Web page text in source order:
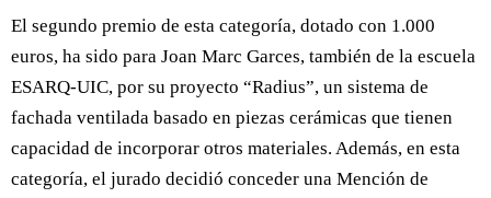
El segundo premio de esta categoría, dotado con 1.000
euros, ha sido para Joan Marc Garces, también de la escuela
ESARQ-UIC, por su proyecto “Radius”, un sistema de
fachada ventilada basado en piezas cerámicas que tienen
capacidad de incorporar otros materiales. Además, en esta
categoría, el jurado decidió conceder una Mención de